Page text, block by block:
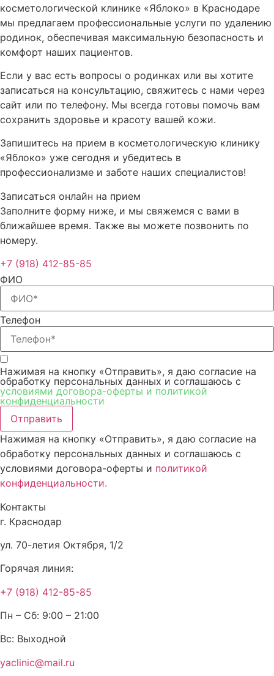
косметологической клинике «Яблоко» в Краснодаре
мы предлагаем профессиональные услуги по удалению
родинок, обеспечивая максимальную безопасность и
комфорт наших пациентов.
Если у вас есть вопросы о родинках или вы хотите
записаться на консультацию, свяжитесь с нами через
сайт или по телефону. Мы всегда готовы помочь вам
сохранить здоровье и красоту вашей кожи.
Запишитесь на прием в косметологическую клинику
«Яблоко» уже сегодня и убедитесь в
профессионализме и заботе наших специалистов!
Записаться онлайн на прием
Заполните форму ниже, и мы свяжемся с вами в
ближайшее время. Также вы можете позвонить по
номеру.
+7 (918) 412-85-85
ФИО
Телефон
Нажимая на кнопку «Отправить», я даю согласие на
обработку персональных данных и соглашаюсь c
условиями договора-оферты и политикой
конфиденциальности
Отправить
Нажимая на кнопку «Отправить», я даю согласие на
обработку персональных данных и соглашаюсь c
условиями договора-оферты и политикой
конфиденциальности.
Контакты
г. Краснодар
ул. 70-летия Октября, 1/2
Горячая линия:
+7 (918) 412-85-85
Пн – Сб: 9:00 – 21:00
Вс: Выходной
yaclinic@mail.ru